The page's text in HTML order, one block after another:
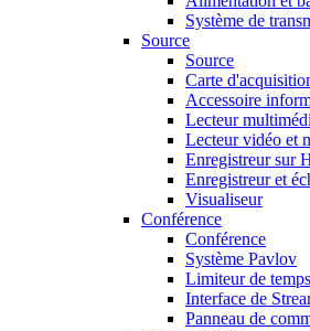
Système de
Source
Source
Carte
Accessoire
Lecteur
Lecteur vidéo et
Enregistreur sur
Enregistreur et
Visualiseur
Conférence
Conférence
Système Pavlov
Limiteur de
Interface de
Panneau de